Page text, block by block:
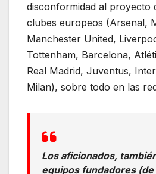
disconformidad al proyecto
clubes europeos (Arsenal,
Manchester United,
Tottenham, Barcelona,
Real Madrid, Juventus,
Milan), sobre todo en las
Los aficionados,
equipos fundadores (de